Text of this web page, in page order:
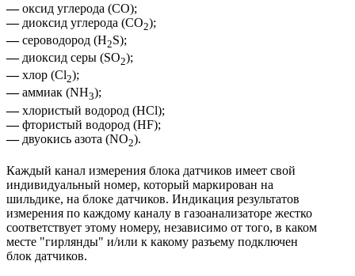
—оксид углерода (CO);
—диоксид углерода (СО2);
—сероводород (H2S);
—диоксид серы (SO2);
—хлор (Cl2);
—аммиак (NH3);
—хлористый водород (HCl);
—фтористый водород (HF);
—двуокись азота (NO2).
Каждый канал измерения блока датчиков имеет свой
индивидуальный номер, который маркирован на
шильдике, на блоке датчиков. Индикация результатов
измерения по каждому каналу в газоанализаторе жестко
соответствует этому номеру, независимо от того, в каком
месте "гирлянды" и/или к какому разъему подключен
блок датчиков.